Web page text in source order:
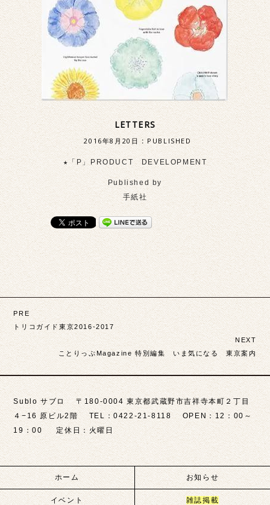
LETTERS
2016年8月20日 :PUBLISHED
★「P」PRODUCT DEVELOPMENT
Published by
手紙社
投
稿
ナ
ビ
ゲ
ー
シ
ョ
ン
PRE
トリコガイド東京2016-2017
NEXT
ことりっぷMagazine 特別編集 いま気になる 東京案内
Sublo サブロ 〒180-0004 東京都武蔵野市吉祥寺本町２丁目
４−16 原ビル2階 TEL：0422-21-8118 OPEN：12：00～
19：00 定休日：火曜日
ホーム お知らせ
イベント 雑誌掲載